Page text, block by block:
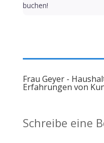
buchen!
Frau Geyer -
Erfahrungen von
Schreibe eine